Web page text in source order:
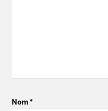
Nom*